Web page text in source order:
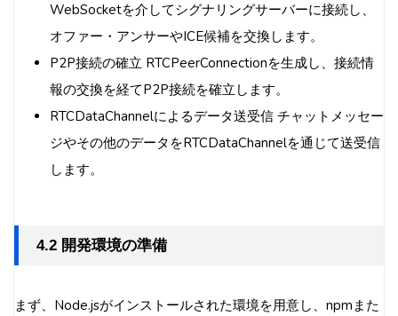
WebSocketを介してシグナリングサーバーに接続し、
オファー・アンサーやICE候補を交換します。
P2P接続の確立 RTCPeerConnectionを生成し、接続情
報の交換を経てP2P接続を確立します。
RTCDataChannelによるデータ送受信 チャットメッセー
ジやその他のデータをRTCDataChannelを通じて送受信
します。
4.2 開発環境の準備
まず、Node.jsがインストールされた環境を用意し、npmまた